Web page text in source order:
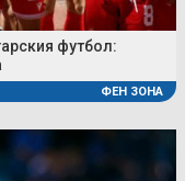
футбол:
ФЕН ЗОНА